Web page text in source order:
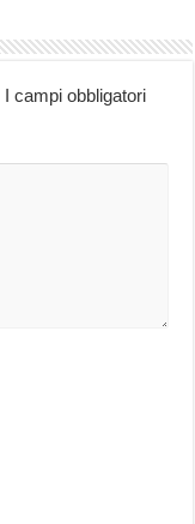
I campi obbligatori